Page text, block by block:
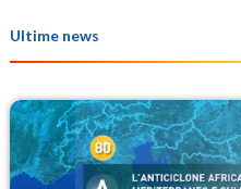
Ultime news